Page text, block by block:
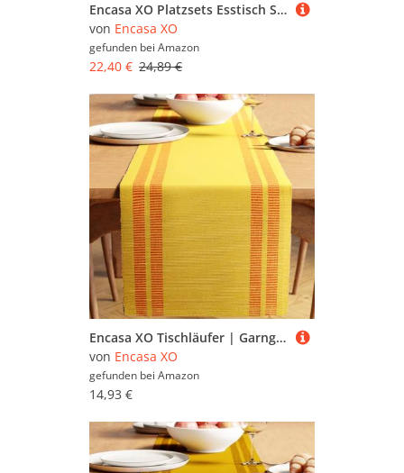
Encasa XO Platzsets Esstisch Set von 6 | Leiter schwarz | Fein gerippte Baumwoll-Tischunterlage | Größe 46x32 cm | Maschinenwaschbar
von Encasa XO
gefunden bei Amazon
22,40 € 24,89 €
Encasa XO Tischläufer | Garngefärbte Feinripp-Baumwolle | Größe 32x183 cm | Leiter Zitrone | Maschinenwaschbar
von Encasa XO
gefunden bei Amazon
14,93 €